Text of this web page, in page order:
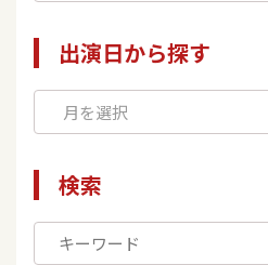
出演日から探す
検索